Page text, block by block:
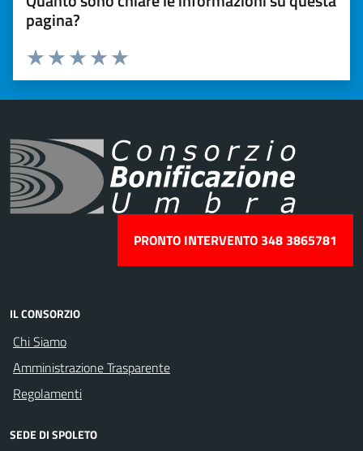
pagina?
Valuta 5 stelle su 5
Valuta 4 stelle su 5
Valuta 3 stelle su 5
Valuta 2 stelle su 5
Valuta 1 stelle su 5
PRONTO INTERVENTO 348 3865781
IL CONSORZIO
Chi Siamo
Amministrazione Trasparente
Regolamenti
SEDE DI SPOLETO